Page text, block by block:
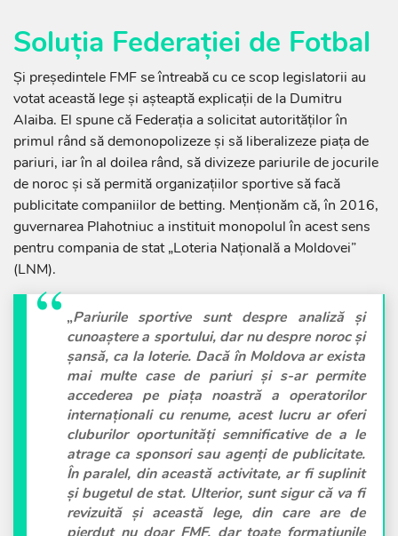
Soluția Federației de Fotbal
Și președintele FMF se întreabă cu ce scop legislatorii au
votat această lege și așteaptă explicații de la Dumitru
Alaiba. El spune că Federația a solicitat autorităților în
primul rând să demonopolizeze și să liberalizeze piața de
pariuri, iar în al doilea rând, să divizeze pariurile de jocurile
de noroc și să permită organizațiilor sportive să facă
publicitate companiilor de betting. Menționăm că, în 2016,
guvernarea Plahotniuc a instituit monopolul în acest sens
pentru compania de stat „Loteria Națională a Moldovei”
(LNM).
„Pariurile sportive sunt despre analiză și
cunoaștere a sportului, dar nu despre noroc și
șansă, ca la loterie. Dacă în Moldova ar exista
mai multe case de pariuri și s-ar permite
accederea pe piața noastră a operatorilor
internaționali cu renume, acest lucru ar oferi
cluburilor oportunități semnificative de a le
atrage ca sponsori sau agenți de publicitate.
În paralel, din această activitate, ar fi suplinit
și bugetul de stat. Ulterior, sunt sigur că va fi
revizuită și această lege, din care are de